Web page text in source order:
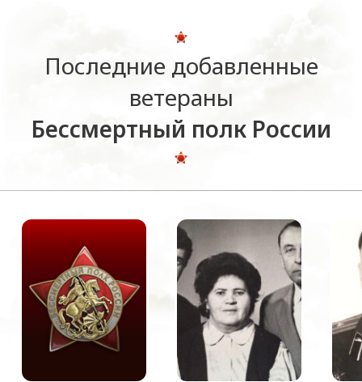
Последние добавленные
ветераны
Бессмертный полк России